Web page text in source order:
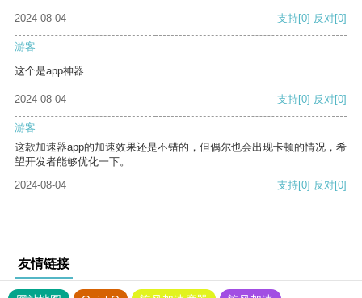
2024-08-04 支持[0] 反对[0]
游客
这个是app神器
2024-08-04 支持[0] 反对[0]
游客
这款加速器app的加速效果还是不错的，但偶尔也会出现卡顿的情况，希
望开发者能够优化一下。
2024-08-04
支持[0] 反对[0]
友情链接